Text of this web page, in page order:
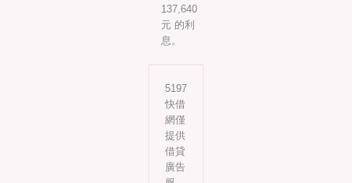
137,640
元 的利
息。
5197
快借
網僅
提供
借貸
廣告